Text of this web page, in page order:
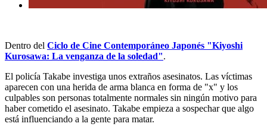
Dentro del Ciclo de Cine Contemporáneo Japonés "Kiyoshi
Kurosawa: La venganza de la soledad".
El policía Takabe investiga unos extraños asesinatos. Las víctimas
aparecen con una herida de arma blanca en forma de "x" y los
culpables son personas totalmente normales sin ningún motivo para
haber cometido el asesinato. Takabe empieza a sospechar que algo
está influenciando a la gente para matar.